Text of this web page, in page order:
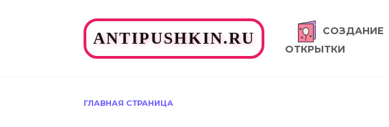
ANTIPUSHKIN.RU
СОЗДАНИЕ
ОТКРЫТКИ
ГЛАВНАЯ СТРАНИЦА